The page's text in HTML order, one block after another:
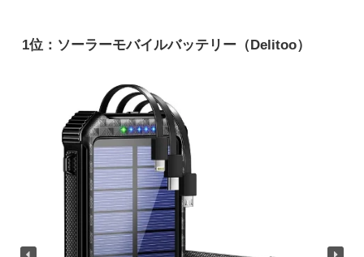
1位：ソーラーモバイルバッテリー（Delitoo）